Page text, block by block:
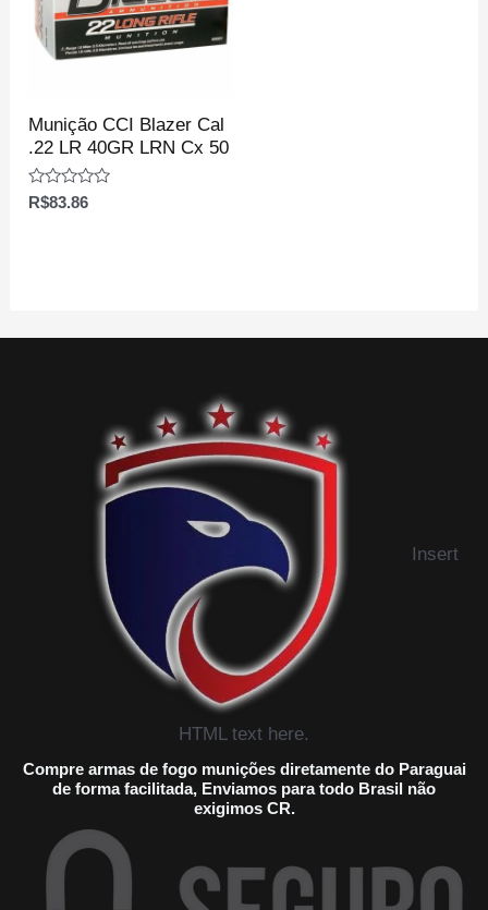
Munição CCI Blazer Cal
.22 LR 40GR LRN Cx 50
Avaliação
R$83.86
Insert
HTML text here.
Compre armas de fogo munições diretamente do Paraguai
de forma facilitada, Enviamos para todo Brasil não
exigimos CR.